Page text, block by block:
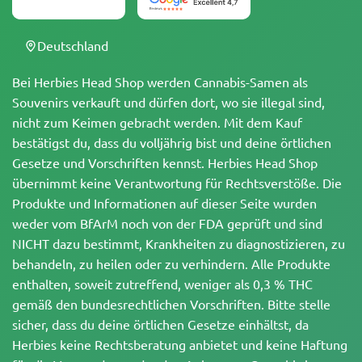
Bei Herbies Head Shop werden Cannabis-Samen als
Souvenirs verkauft und dürfen dort, wo sie illegal sind,
nicht zum Keimen gebracht werden. Mit dem Kauf
bestätigst du, dass du volljährig bist und deine örtlichen
Gesetze und Vorschriften kennst. Herbies Head Shop
übernimmt keine Verantwortung für Rechtsverstöße. Die
Produkte und Informationen auf dieser Seite wurden
weder vom BfArM noch von der FDA geprüft und sind
NICHT dazu bestimmt, Krankheiten zu diagnostizieren, zu
behandeln, zu heilen oder zu verhindern. Alle Produkte
enthalten, soweit zutreffend, weniger als 0,3 % THC
gemäß den bundesrechtlichen Vorschriften. Bitte stelle
sicher, dass du deine örtlichen Gesetze einhältst, da
Herbies keine Rechtsberatung anbietet und keine Haftung
Deutschland